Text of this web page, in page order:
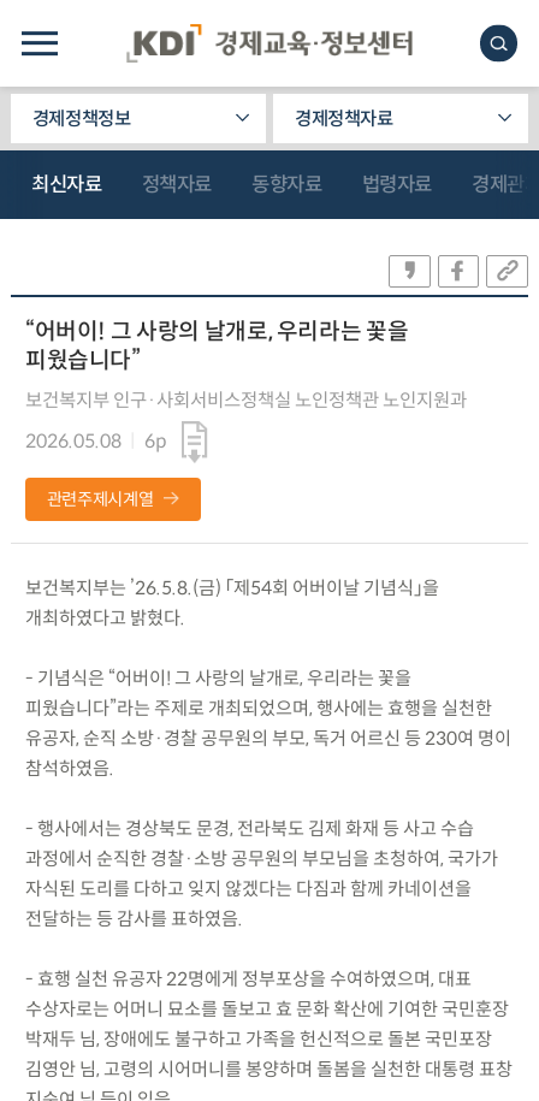
경제정책정보 경제정책자료
최신자료 정책자료 동향자료 법령자료 경제관
“어버이! 그 사랑의 날개로, 우리라는 꽃을
피웠습니다”
보건복지부 인구·사회서비스정책실 노인정책관 노인지원과
2026.05.08
6p
관련주제시계열
보건복지부는 ’26.5.8.(금) 「제54회 어버이날 기념식」을
개최하였다고 밝혔다.
- 기념식은 “어버이! 그 사랑의 날개로, 우리라는 꽃을
피웠습니다”라는 주제로 개최되었으며, 행사에는 효행을 실천한
유공자, 순직 소방·경찰 공무원의 부모, 독거 어르신 등 230여 명이
참석하였음.
- 행사에서는 경상북도 문경, 전라북도 김제 화재 등 사고 수습
과정에서 순직한 경찰·소방 공무원의 부모님을 초청하여, 국가가
자식된 도리를 다하고 잊지 않겠다는 다짐과 함께 카네이션을
전달하는 등 감사를 표하였음.
- 효행 실천 유공자 22명에게 정부포상을 수여하였으며, 대표
수상자로는 어머니 묘소를 돌보고 효 문화 확산에 기여한 국민훈장
박재두 님, 장애에도 불구하고 가족을 헌신적으로 돌본 국민포장
김영안 님, 고령의 시어머니를 봉양하며 돌봄을 실천한 대통령 표창